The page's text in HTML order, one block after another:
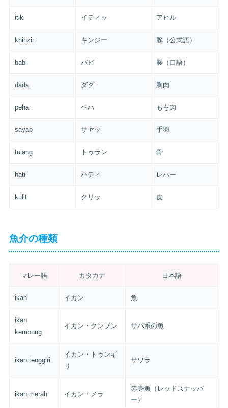
itik イティッ アヒル
khinzir キンジー 豚（公式語）
babi バビ 豚（口語）
dada ダダ 胸肉
peha ペハ もも肉
sayap サヤッ 手羽
tulang トゥラン 骨
hati ハティ レバー
kulit クリッ 皮
魚介の種類
マレー語 カタカナ 日本語
ikan イカン 魚
ikan
kembung
イカン・クンブン サバ系の魚
ikan tenggiri
イカン・トゥンギ
リ
サワラ
ikan merah イカン・メラ
赤身魚（レッドスナッパ
ー）